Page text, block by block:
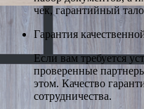
чек, гарантийный
Гарантия
Если вам требуется
проверенные
этом. Качество
сотрудничества.